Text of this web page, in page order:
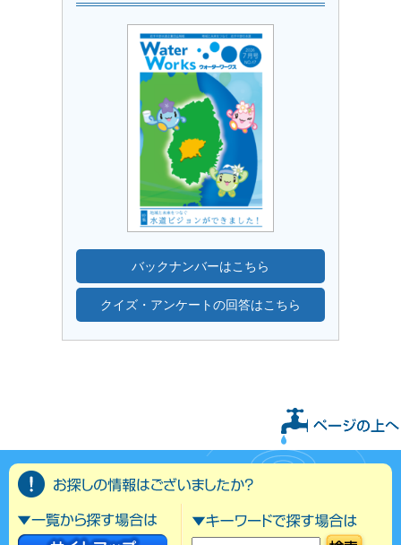
バックナンバーはこちら
クイズ・アンケートの回答はこちら